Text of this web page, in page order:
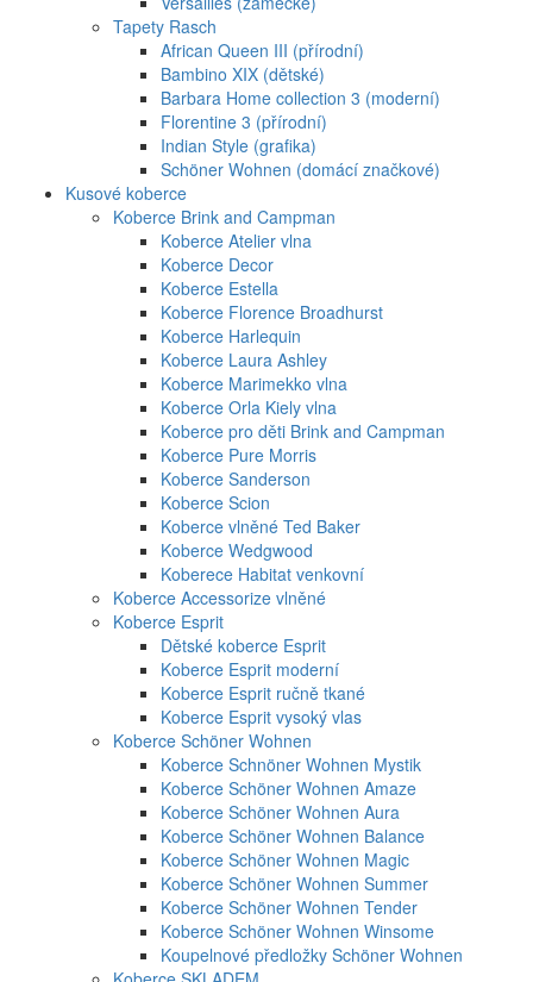
Tapety Rasch
African Queen III (přírodní)
Bambino XIX (dětské)
Barbara Home collection 3 (moderní)
Florentine 3 (přírodní)
Indian Style (grafika)
Schöner Wohnen (domácí značkové)
Kusové koberce
Koberce Brink and Campman
Koberce Atelier vlna
Koberce Decor
Koberce Estella
Koberce Florence Broadhurst
Koberce Harlequin
Koberce Laura Ashley
Koberce Marimekko vlna
Koberce Orla Kiely vlna
Koberce pro děti Brink and Campman
Koberce Pure Morris
Koberce Sanderson
Koberce Scion
Koberce vlněné Ted Baker
Koberce Wedgwood
Koberece Habitat venkovní
Koberce Accessorize vlněné
Koberce Esprit
Dětské koberce Esprit
Koberce Esprit moderní
Koberce Esprit ručně tkané
Koberce Esprit vysoký vlas
Koberce Schöner Wohnen
Koberce Schnöner Wohnen Mystik
Koberce Schöner Wohnen Amaze
Koberce Schöner Wohnen Aura
Koberce Schöner Wohnen Balance
Koberce Schöner Wohnen Magic
Koberce Schöner Wohnen Summer
Koberce Schöner Wohnen Tender
Koberce Schöner Wohnen Winsome
Koupelnové předložky Schöner Wohnen